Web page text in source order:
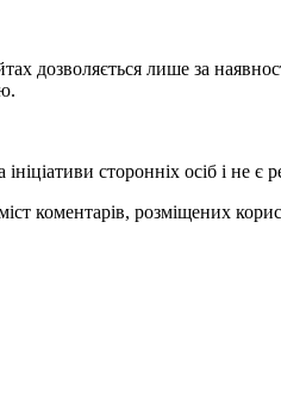
дозволяється лише за
сторонніх осіб і не є
коментарів, розміщених